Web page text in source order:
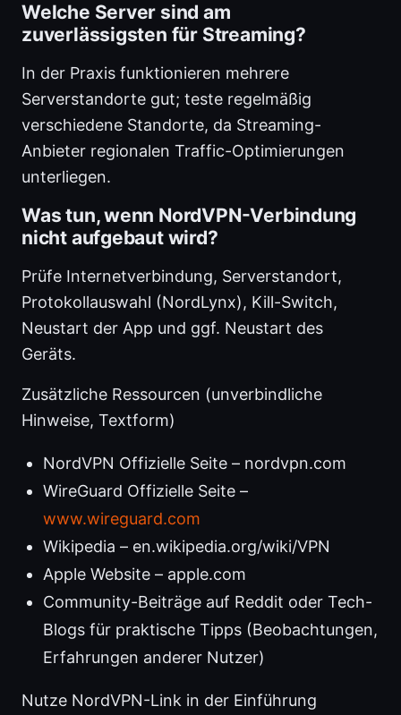
Welche Server sind am
zuverlässigsten für Streaming?
In der Praxis funktionieren mehrere
Serverstandorte gut; teste regelmäßig
verschiedene Standorte, da Streaming-
Anbieter regionalen Traffic-Optimierungen
unterliegen.
Was tun, wenn NordVPN-Verbindung
nicht aufgebaut wird?
Prüfe Internetverbindung, Serverstandort,
Protokollauswahl (NordLynx), Kill-Switch,
Neustart der App und ggf. Neustart des
Geräts.
Zusätzliche Ressourcen (unverbindliche
Hinweise, Textform)
NordVPN Offizielle Seite – nordvpn.com
WireGuard Offizielle Seite –
www.wireguard.com
Wikipedia – en.wikipedia.org/wiki/VPN
Apple Website – apple.com
Community-Beiträge auf Reddit oder Tech-
Blogs für praktische Tipps (Beobachtungen,
Erfahrungen anderer Nutzer)
Nutze NordVPN-Link in der Einführung